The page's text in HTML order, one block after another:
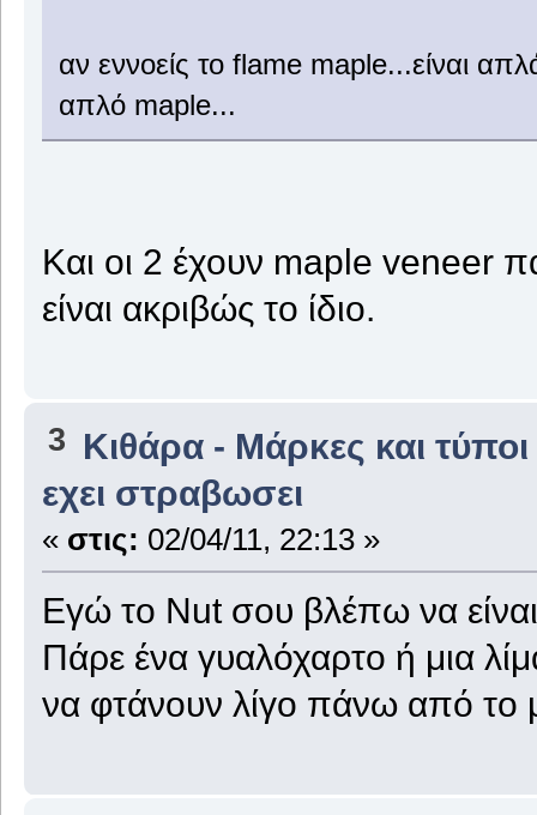
αν εννοείς το flame maple...είναι
απλό maple...
Και οι 2 έχουν maple veneer
είναι ακριβώς το ίδιο.
3 Κιθάρα - Μάρκες και τύποι
εχει στραβωσει
« στις: 02/04/11, 22:13 »
Εγώ το Nut σου βλέπω να
Πάρε ένα γυαλόχαρτο ή μια
να φτάνουν λίγο πάνω από το